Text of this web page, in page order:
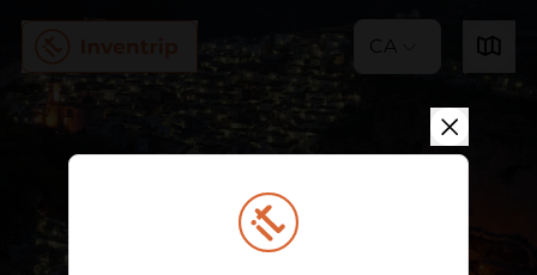
CA